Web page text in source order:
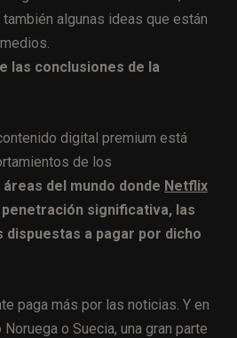
algunas ideas que están
las conclusiones de la
digital premium está
de los
áreas del mundo donde Netflix
significativa, las
dispuestas a pagar por dicho
paga más por las noticias. Y en
o Suecia, una gran parte